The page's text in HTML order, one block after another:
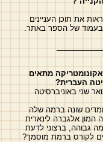
את תוכן העניינים
של הספר באתר.
מתאים
העברית?
שני באוניברסיטה
שונה ברמה שלה
המון אלגברה לינארית
גבוהה, ברצוני לדעת
לקורס ברמת מוסמך?